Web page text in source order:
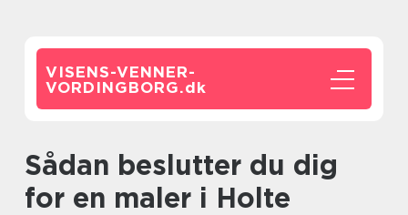
VISENS-VENNER-
VORDINGBORG.dk
Sådan beslutter du dig
for en maler i Holte